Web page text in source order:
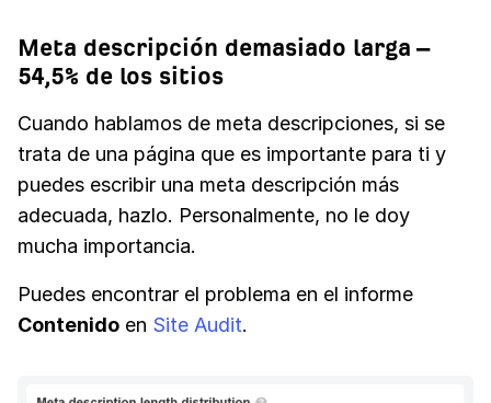
Meta descripción demasiado larga –
54,5% de los sitios
Cuando hablamos de meta descripciones, si se
trata de una página que es importante para ti y
puedes escribir una meta descripción más
adecuada, hazlo. Personalmente, no le doy
mucha importancia.
Puedes encontrar el problema en el informe
Contenido en Site Audit.